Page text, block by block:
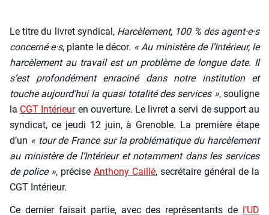
Le titre du livret syn­di­cal, Har­cè­le­ment, 100 % des agent·e·s
concerné·e·s, plante le décor. « Au minis­tère de l’Intérieur, le
har­cè­le­ment au tra­vail est un pro­blème de longue date. Il
s’est pro­fon­dé­ment enra­ci­né dans notre ins­ti­tu­tion et
touche aujourd’hui la qua­si tota­li­té des ser­vices », sou­ligne
la CGT Inté­rieuren ouver­ture. Le livret a ser­vi de sup­port au
syn­di­cat, ce jeu­di 12 juin, à Gre­noble. La pre­mière étape
d’un « tour de France sur la pro­blé­ma­tique du har­cè­le­ment
au minis­tère de l’In­té­rieur et notam­ment dans les ser­vices
de police », pré­cise Antho­ny Caillé, secré­taire géné­ral de la
CGT Inté­rieur.
Ce der­nier fai­sait par­tie, avec des repré­sen­tants de
l’UD